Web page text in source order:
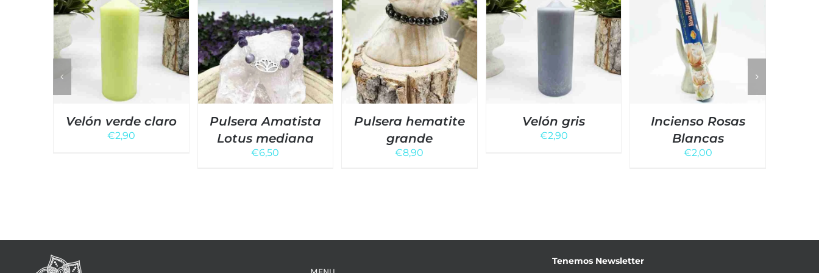
Velón verde claro
€2,90
Pulsera Amatista
Lotus mediana
€6,50
Pulsera hematite
grande
€8,90
Velón gris
€2,90
Incienso Rosas
Blancas
€2,00
Tenemos Newsletter